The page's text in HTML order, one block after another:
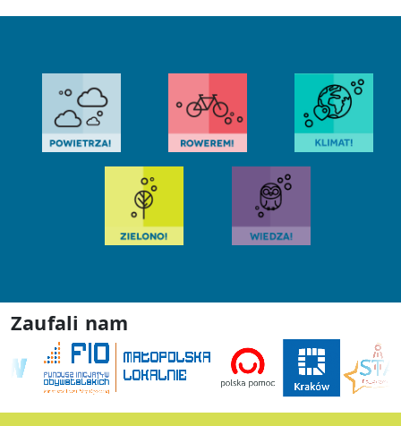
Zaufali nam